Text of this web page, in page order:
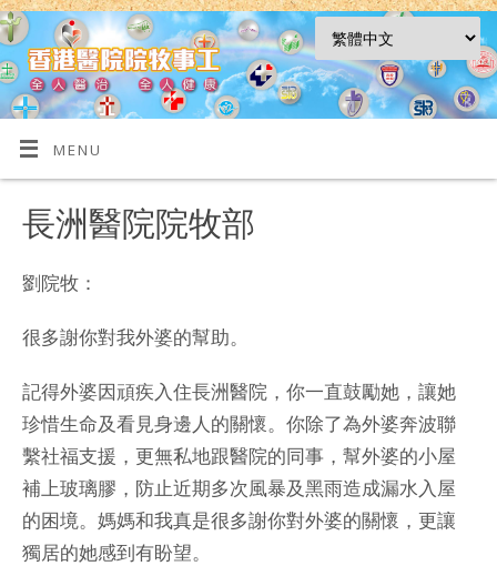
MENU
長洲醫院院牧部
劉院牧：
很多謝你對我外婆的幫助。
記得外婆因頑疾入住長洲醫院，你一直鼓勵她，讓她
珍惜生命及看見身邊人的關懷。你除了為外婆奔波聯
繫社福支援，更無私地跟醫院的同事，幫外婆的小屋
補上玻璃膠，防止近期多次風暴及黑雨造成漏水入屋
的困境。媽媽和我真是很多謝你對外婆的關懷，更讓
獨居的她感到有盼望。